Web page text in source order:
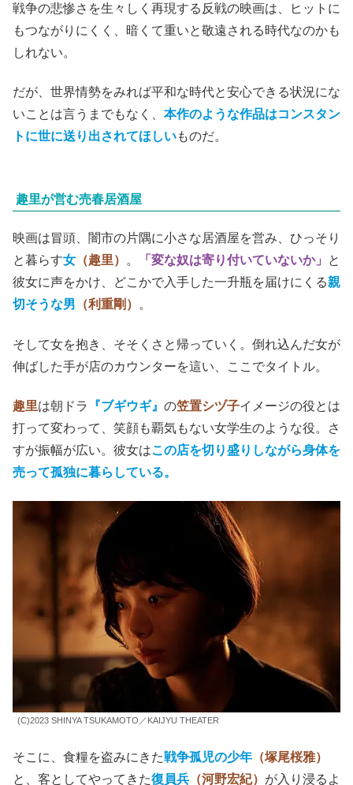
戦争の悲惨さを生々しく再現する反戦の映画は、ヒットに
もつながりにくく、暗くて重いと敬遠される時代なのかも
しれない。
だが、世界情勢をみれば平和な時代と安心できる状況にな
いことは言うまでもなく、 本作のような作品はコンスタン
トに世に送り出されてほしいものだ。
趣里が営む売春居酒屋
映画は冒頭、闇市の片隅に小さな居酒屋を営み、ひっそり
と暮らす女 （趣里） 。 「変な奴は寄り付いていないか」
と
彼女に声をかけ、どこかで入手した一升瓶を届けにくる親
切そうな男 （利重剛） 。
そして女を抱き、そそくさと帰っていく。倒れ込んだ女が
伸ばした手が店のカウンターを這い、ここでタイトル。
趣里は朝ドラ 『ブギウギ』 の笠置シヅ子イメージの役とは
打って変わって、笑顔も覇気もない女学生のような役。さ
すが振幅が広い。彼女はこの店を切り盛りしながら身体を
売って孤独に暮らしている。
(C)2023 SHINYA TSUKAMOTO／KAIJYU THEATER
そこに、食糧を盗みにきた戦争孤児の少年 （塚尾桜雅）
と、客としてやってきた復員兵 （河野宏紀） が入り浸るよ